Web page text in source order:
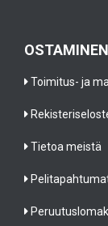
Toimitus- ja
Tietoa meistä